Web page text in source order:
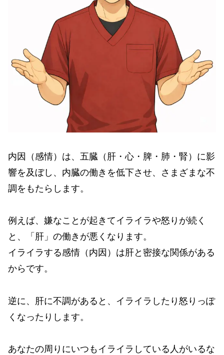
内因（感情）は、五臓（肝・心・脾・肺・腎）に影
響を及ぼし、内臓の働きを低下させ、さまざまな不
調をもたらします。
例えば、嫌なことが起きてイライラや怒りが続く
と、「肝」の働きが悪くなります。
イライラする感情（内因）は肝と密接な関係がある
からです。
逆に、肝に不調があると、イライラしたり怒りっぽ
くなったりします。
あなたの周りにいつもイライラしている人がいるな